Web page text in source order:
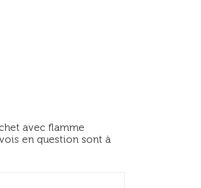
avec flamme
en question sont à